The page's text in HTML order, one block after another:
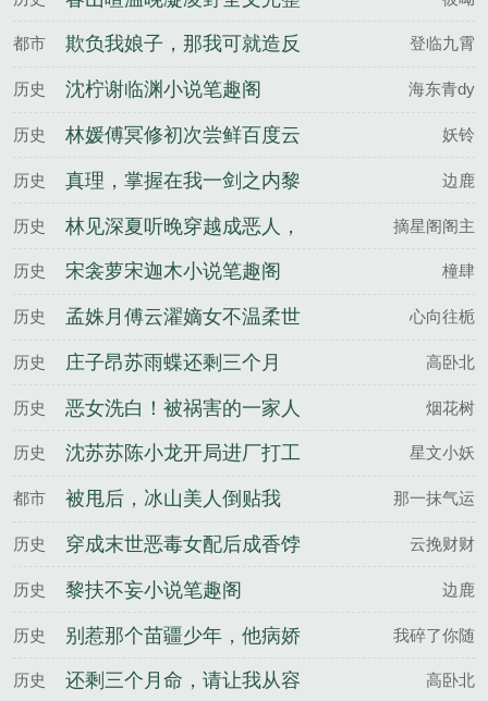
版
都市
欺负我娘子，那我可就造反
了
登临九霄
历史 沈柠谢临渊小说笔趣阁 海东青dy
历史 林媛傅冥修初次尝鲜百度云 妖铃
历史
真理，掌握在我一剑之内黎
扶不妄全文完整版
边鹿
历史
林见深夏听晚穿越成恶人，
我成了妹妹的救世主百度云
摘星阁阁主
历史 宋衾萝宋迦木小说笔趣阁 橦肆
历史
孟姝月傅云濯嫡女不温柔世
子他超爱百度云
心向往栀
历史
庄子昂苏雨蝶还剩三个月
命，请让我从容赴死百度云
高卧北
历史
恶女洗白！被祸害的一家人
有救了陆青青姬如砚全文完
整版
烟花树
历史
沈苏苏陈小龙开局进厂打工
搅动莞城风云百度云
星文小妖
都市 被甩后，冰山美人倒贴我 那一抹气运
历史
穿成末世恶毒女配后成香饽
饽了姜云檀沈鹤归全文完整
版
云挽财财
历史 黎扶不妄小说笔趣阁 边鹿
历史
别惹那个苗疆少年，他病娇
又变态邬离柴小米全文完整
我碎了你随
历史
还剩三个月命，请让我从容
高卧北